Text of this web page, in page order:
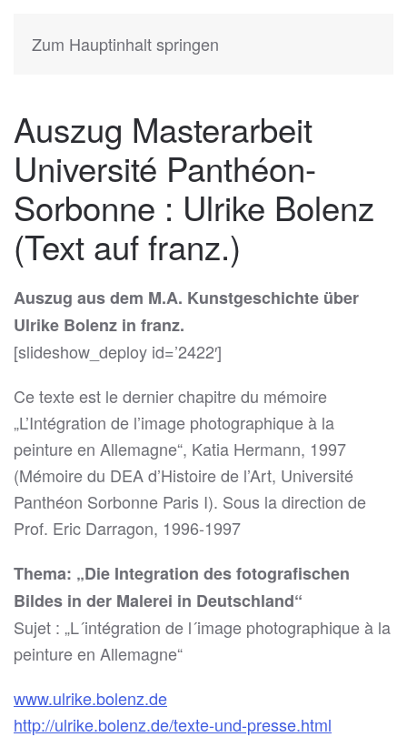
Zum Hauptinhalt springen
KATIA HERMANN
Auszug Masterarbeit
Université Panthéon-
Sorbonne : Ulrike Bolenz
(Text auf franz.)
Auszug aus dem M.A. Kunstgeschichte über
Ulrike Bolenz in franz.
[slideshow_deploy id=’2422′]
Ce texte est le dernier chapitre du mémoire
„L’Intégration de l’image photographique à la
peinture en Allemagne“, Katia Hermann, 1997
(Mémoire du DEA d’Histoire de l’Art, Université
Panthéon Sorbonne Paris I). Sous la direction de
Prof. Eric Darragon, 1996-1997
Thema: „Die Integration des fotografischen
Bildes in der Malerei in Deutschland“
Sujet : „L´intégration de l´image photographique à la
peinture en Allemagne“
www.ulrike.bolenz.de
http://ulrike.bolenz.de/texte-und-presse.html